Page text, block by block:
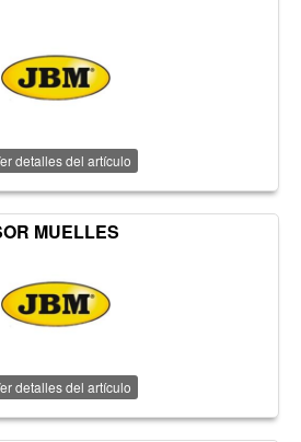
detalles del artículo
MUELLES
detalles del artículo